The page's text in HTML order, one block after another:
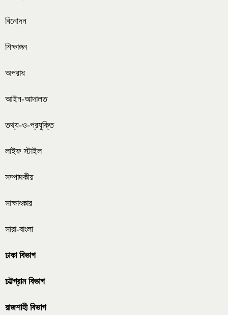
বিনোদন
শিক্ষাঙ্গন
অপরাধ
আইন-আদালত
তথ্য-ও-প্রযুক্তি
লাইফ স্টাইল
সম্পাদকীয়
সাক্ষাৎকার
সারা-বাংলা
ঢাকা বিভাগ
চট্টগ্রাম বিভাগ
রাজশাহী বিভাগ